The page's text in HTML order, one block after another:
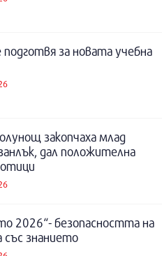
подготвя за новата учебна
закопчаха млад
дал положителна
2026“- безопасността на
със знанието